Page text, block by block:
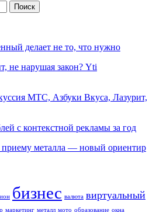
делает не то, что нужно
не нарушая закон? Yti
МТС, Азбуки Вкуса, Лазурит,
с контекстной рекламы за год
приему металла — новый ориентир
бизнес валюта виртуальный
маркетинг металл мото образование окна